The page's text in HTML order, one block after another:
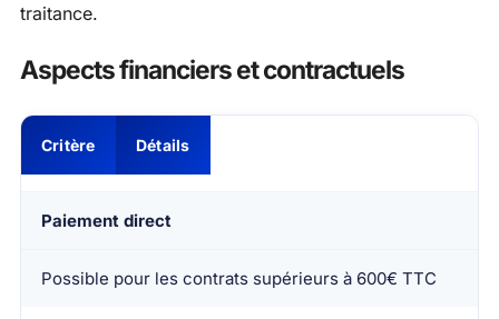
traitance.
Aspects financiers et contractuels
Critère Détails
Paiement direct
Possible pour les contrats supérieurs à 600€ TTC